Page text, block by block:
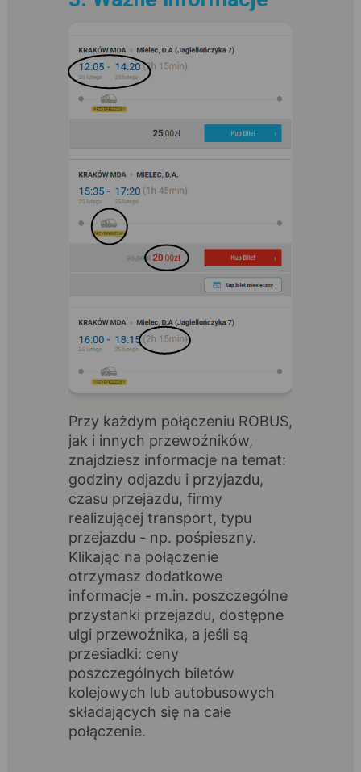
Przy każdym połączeniu ROBUS,
jak i innych przewoźników,
znajdziesz informacje na temat:
godziny odjazdu i przyjazdu,
czasu przejazdu, firmy
realizującej transport, typu
przejazdu - np. pośpieszny.
Klikając na połączenie
otrzymasz dodatkowe
informacje - m.in. poszczególne
przystanki przejazdu, dostępne
ulgi przewoźnika, a jeśli są
przesiadki: ceny
poszczególnych biletów
kolejowych lub autobusowych
składających się na całe
połączenie.